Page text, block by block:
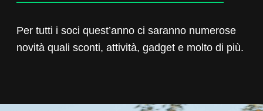
Per tutti i soci quest’anno ci saranno numerose
novità quali sconti, attività, gadget e molto di più.